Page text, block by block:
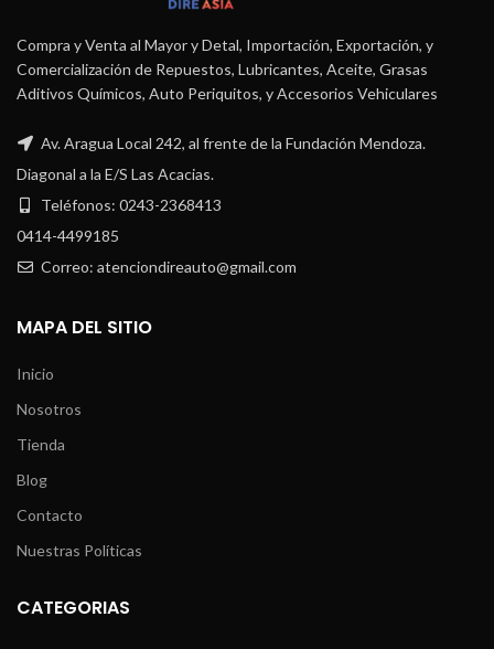
Compra y Venta al Mayor y Detal, Importación, Exportación, y
Comercialización de Repuestos, Lubricantes, Aceite, Grasas
Aditivos Químicos, Auto Periquitos, y Accesorios Vehiculares
Av. Aragua Local 242, al frente de la Fundación Mendoza.
Diagonal a la E/S Las Acacias.
Teléfonos: 0243-2368413
0414-4499185
Correo: atenciondireauto@gmail.com
MAPA DEL SITIO
Inicio
Nosotros
Tienda
Blog
Contacto
Nuestras Políticas
CATEGORIAS